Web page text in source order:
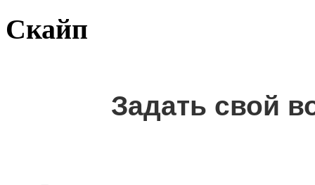
Скайп
Задать свой